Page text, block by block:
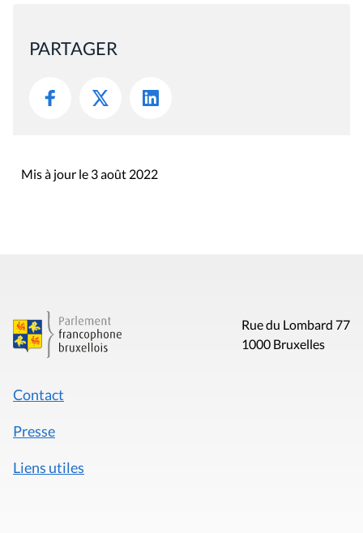
PARTAGER
Mis à jour le 3 août 2022
Rue du Lombard 77
1000 Bruxelles
Contact
Presse
Liens utiles